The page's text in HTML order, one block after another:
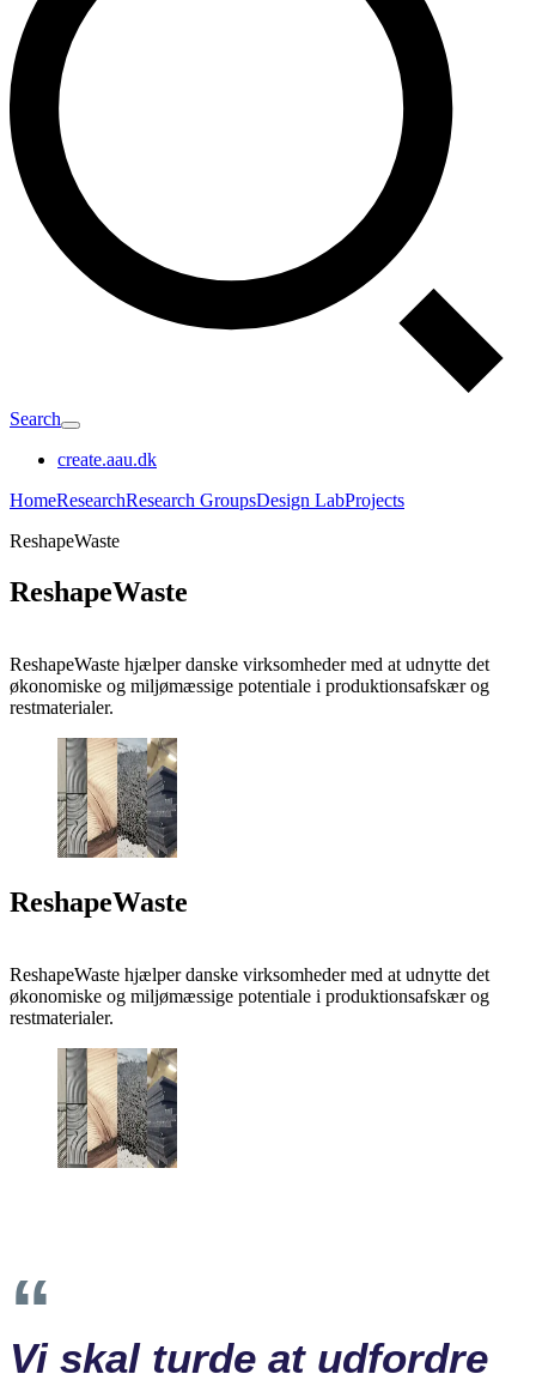
Search
create.aau.dk
HomeResearchResearch GroupsDesign LabProjects
ReshapeWaste
ReshapeWaste
ReshapeWaste hjælper danske virksomheder med at udnytte det
økonomiske og miljømæssige potentiale i produktionsafskær og
restmaterialer.
ReshapeWaste
ReshapeWaste hjælper danske virksomheder med at udnytte det
økonomiske og miljømæssige potentiale i produktionsafskær og
restmaterialer.
Vi skal turde at udfordre